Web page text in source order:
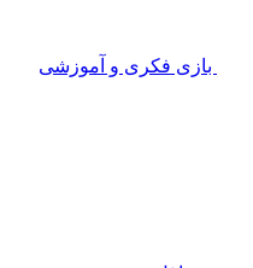
بازی فکری و آموزشی